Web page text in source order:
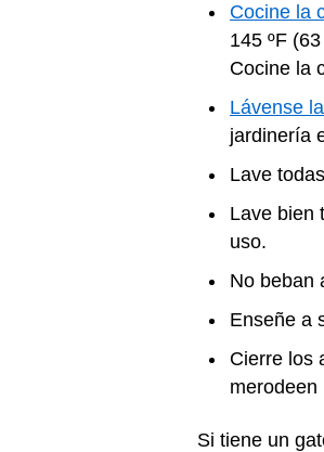
Cocine la
145 ºF
Cocine la
Lávense
jardinería
Lave
Lave bien
uso.
No beban
Enseñe a
Cierre los
merodeen
Si tiene un